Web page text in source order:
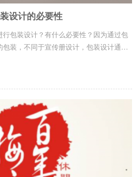
设计的必要性
包装设计？有什么必要性？因为通过包
装，不同于宣传册设计，包装设计通常
绍商品 借由包装上的要素，使消费者认
。2、标示性 商品的保存期限、营养表、
导信息，借此与消费者产生良性互动。4、